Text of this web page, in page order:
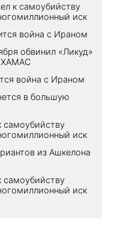
к самоубийству
иск
война с Ираном
обвинил «Ликуд»
ХАМАС
война с Ираном
в большую
самоубийству
иск
из Ашкелона
самоубийству
иск